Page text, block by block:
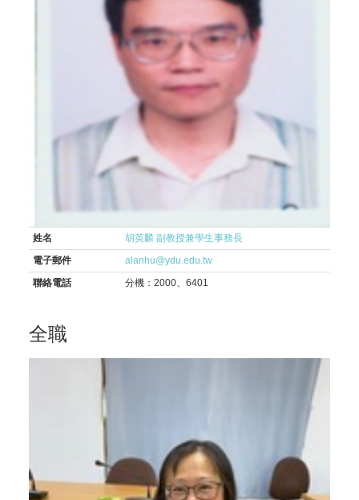
姓名
胡英麟 副教授兼學生事務長
電子郵件
alanhu@ydu.edu.tw
聯絡電話
分機：2000、6401
全職